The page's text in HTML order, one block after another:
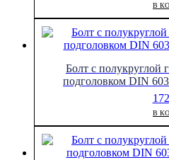
В
Болт с полукруглой
подголовком DIN
В